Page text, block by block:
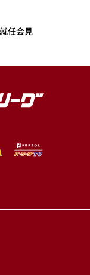
任会見